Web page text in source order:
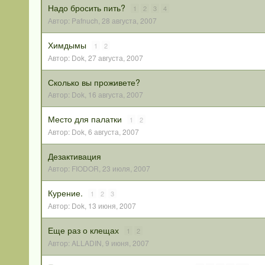
Надо бросить пить? 1 2 3 4
Автор: Pafnuch, 28 августа, 2007
Химдымы 1 2
Автор: Dok,27 августа, 2007
Сколько вы проживете?
Автор: Dok, 16 августа, 2007
Место для палатки 1 2
Автор: Dok,6 августа, 2007
Дезактивация
Автор: FIODOR, 23 июля, 2007
Курение. 1 2 3
Автор: Dok, 13 июня, 2007
Еще раз о клещах 1 2
Автор: ALLADIN, 9 июня, 2007